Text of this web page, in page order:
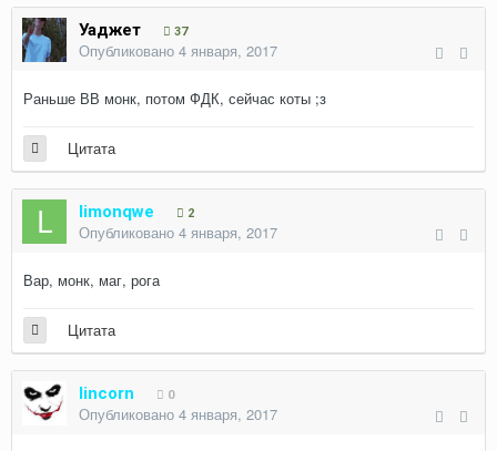
Уаджет 37
Опубликовано 4 января, 2017
Раньше ВВ монк, потом ФДК, сейчас коты ;з
Цитата
limonqwe 2
Опубликовано 4 января, 2017
Вар, монк, маг, рога
Цитата
lincorn 0
Опубликовано 4 января, 2017